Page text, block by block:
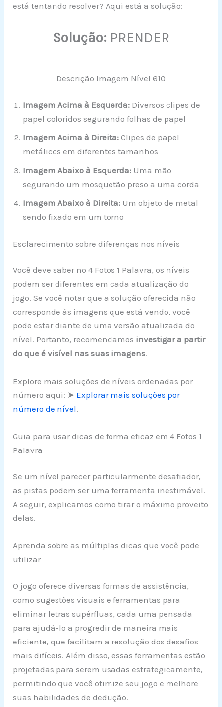
está tentando resolver? Aqui está a solução:
Solução: PRENDER
Descrição Imagem Nível 610
Imagem Acima à Esquerda: Diversos clipes de
papel coloridos segurando folhas de papel
Imagem Acima à Direita: Clipes de papel
metálicos em diferentes tamanhos
Imagem Abaixo à Esquerda: Uma mão
segurando um mosquetão preso a uma corda
Imagem Abaixo à Direita: Um objeto de metal
sendo fixado em um torno
Esclarecimento sobre diferenças nos níveis
Você deve saber no 4 Fotos 1 Palavra, os níveis
podem ser diferentes em cada atualização do
jogo. Se você notar que a solução oferecida não
corresponde às imagens que está vendo, você
pode estar diante de uma versão atualizada do
nível. Portanto, recomendamos investigar a partir
do que é visível nas suas imagens.
Explore mais soluções de níveis ordenadas por
número aqui: ➤ Explorar mais soluções por
número de nível.
Guia para usar dicas de forma eficaz em 4 Fotos 1
Palavra
Se um nível parecer particularmente desafiador,
as pistas podem ser uma ferramenta inestimável.
A seguir, explicamos como tirar o máximo proveito
delas.
Aprenda sobre as múltiplas dicas que você pode
utilizar
O jogo oferece diversas formas de assistência,
como sugestões visuais e ferramentas para
eliminar letras supérfluas, cada uma pensada
para ajudá-lo a progredir de maneira mais
eficiente, que facilitam a resolução dos desafios
mais difíceis. Além disso, essas ferramentas estão
projetadas para serem usadas estrategicamente,
permitindo que você otimize seu jogo e melhore
suas habilidades de dedução.